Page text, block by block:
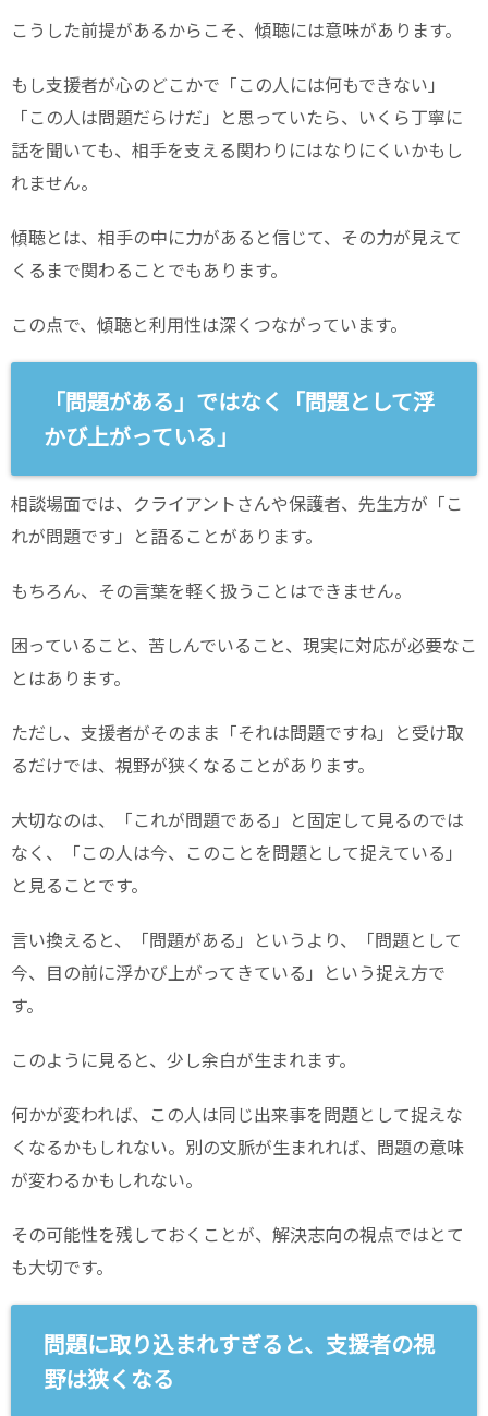
こうした前提があるからこそ、傾聴には意味があります。
もし支援者が心のどこかで「この人には何もできない」
「この人は問題だらけだ」と思っていたら、いくら丁寧に
話を聞いても、相手を支える関わりにはなりにくいかもし
れません。
傾聴とは、相手の中に力があると信じて、その力が見えて
くるまで関わることでもあります。
この点で、傾聴と利用性は深くつながっています。
「問題がある」ではなく「問題として浮
かび上がっている」
相談場面では、クライアントさんや保護者、先生方が「こ
れが問題です」と語ることがあります。
もちろん、その言葉を軽く扱うことはできません。
困っていること、苦しんでいること、現実に対応が必要なこ
とはあります。
ただし、支援者がそのまま「それは問題ですね」と受け取
るだけでは、視野が狭くなることがあります。
大切なのは、「これが問題である」と固定して見るのでは
なく、「この人は今、このことを問題として捉えている」
と見ることです。
言い換えると、「問題がある」というより、「問題として
今、目の前に浮かび上がってきている」という捉え方で
す。
このように見ると、少し余白が生まれます。
何かが変われば、この人は同じ出来事を問題として捉えな
くなるかもしれない。別の文脈が生まれれば、問題の意味
が変わるかもしれない。
その可能性を残しておくことが、解決志向の視点ではとて
も大切です。
問題に取り込まれすぎると、支援者の視
野は狭くなる